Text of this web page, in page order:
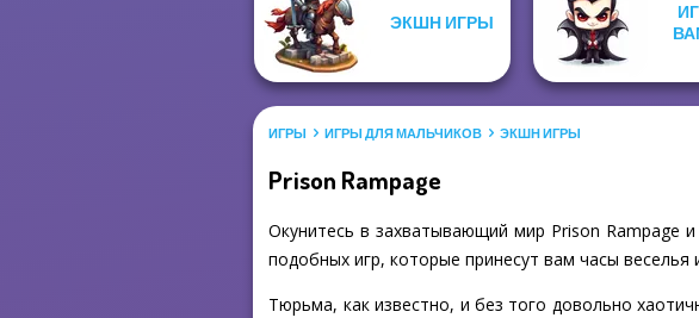
ЭКШН ИГРЫ
ИГРЫ ИГРЫ ДЛЯ МАЛЬЧИКОВ ЭКШН ИГРЫ
Prison Rampage
Окунитесь в захватывающий мир Prison Rampage
подобных игр, которые принесут вам часы
Тюрьма, как известно, и без того довольно